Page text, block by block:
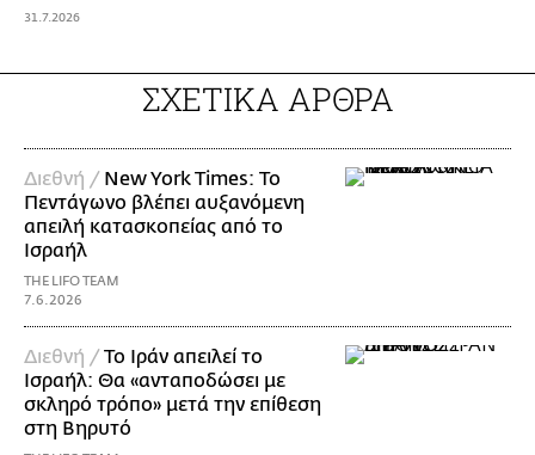
31.7.2026
ΣΧΕΤΙΚΑ ΑΡΘΡΑ
Διεθνή / New York Times: Το
Πεντάγωνο βλέπει αυξανόμενη
απειλή κατασκοπείας από το
Ισραήλ
THE LIFO TEAM
7.6.2026
Διεθνή /Το Ιράν απειλεί το
Ισραήλ: Θα «ανταποδώσει με
σκληρό τρόπο» μετά την επίθεση
στη Βηρυτό